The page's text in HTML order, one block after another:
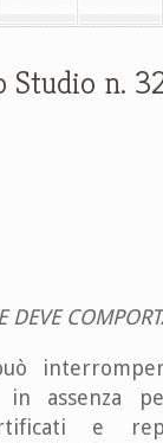
Studio n.
assenza
e